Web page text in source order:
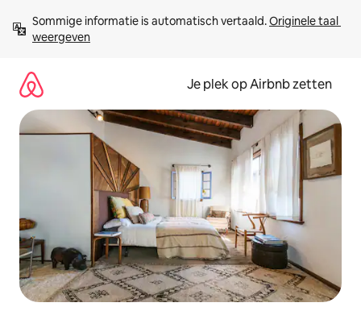
direct
naar
Sommige informatie is automatisch vertaald. Originele taal
weergeven
Je plek op Airbnb zetten